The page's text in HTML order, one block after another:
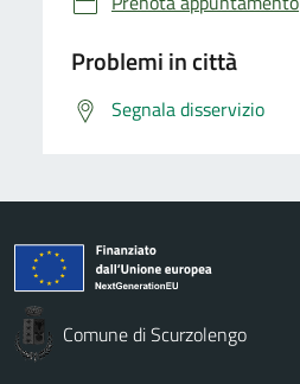
Problemi in città
Segnala disservizio
Comune di Scurzolengo